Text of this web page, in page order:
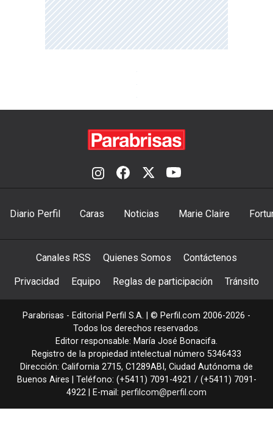
Diario Perfil Caras Noticias Marie Claire
Canales RSS Quienes Somos Contáctenos
Privacidad Equipo Reglas de participación Tránsito
Parabrisas - Editorial Perfil S.A. | © Perfil.com 2006-2026 -
Todos los derechos reservados.
Editor responsable: María José Bonacifa.
Registro de la propiedad intelectual número 5346433
Dirección: California 2715, C1289ABI , Ciudad Autónoma de
Buenos Aires | Teléfono: (+5411) 7091-4921 / (+5411) 7091-
4922 | E-mail: perfilcom@perfil.com